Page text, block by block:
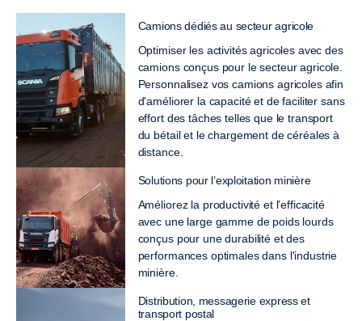
Camions dédiés au secteur agricole
Optimiser les activités agricoles avec des
camions conçus pour le secteur agricole.
Personnalisez vos camions agricoles afin
d'améliorer la capacité et de faciliter sans
effort des tâches telles que le transport
du bétail et le chargement de céréales à
distance.
Solutions pour l’exploitation minière
Améliorez la productivité et l’efficacité
avec une large gamme de poids lourds
conçus pour une durabilité et des
performances optimales dans l'industrie
minière.
Distribution, messagerie express et
transport postal